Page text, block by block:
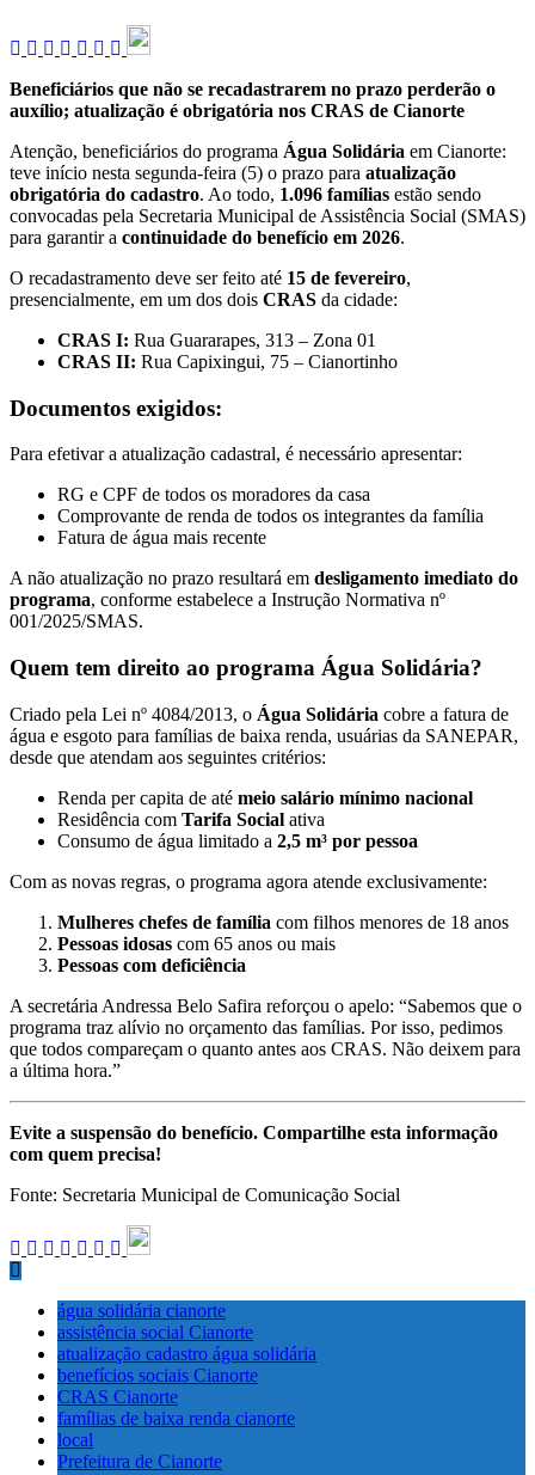
Beneficiários que não se recadastrarem no prazo perderão o
auxílio; atualização é obrigatória nos CRAS de Cianorte
Atenção, beneficiários do programa Água Solidária em Cianorte:
teve início nesta segunda-feira (5) o prazo para atualização
obrigatória do cadastro. Ao todo, 1.096 famílias estão sendo
convocadas pela Secretaria Municipal de Assistência Social (SMAS)
para garantir a continuidade do benefício em 2026.
O recadastramento deve ser feito até 15 de fevereiro,
presencialmente, em um dos dois CRAS da cidade:
CRAS I: Rua Guararapes, 313 – Zona 01
CRAS II: Rua Capixingui, 75 – Cianortinho
Documentos exigidos:
Para efetivar a atualização cadastral, é necessário apresentar:
RG e CPF de todos os moradores da casa
Comprovante de renda de todos os integrantes da família
Fatura de água mais recente
A não atualização no prazo resultará em desligamento imediato do
programa, conforme estabelece a Instrução Normativa nº
001/2025/SMAS.
Quem tem direito ao programa Água Solidária?
Criado pela Lei nº 4084/2013, o Água Solidária cobre a fatura de
água e esgoto para famílias de baixa renda, usuárias da SANEPAR,
desde que atendam aos seguintes critérios:
Renda per capita de até meio salário mínimo nacional
Residência com Tarifa Social ativa
Consumo de água limitado a 2,5 m³ por pessoa
Com as novas regras, o programa agora atende exclusivamente:
Mulheres chefes de família com filhos menores de 18 anos
Pessoas idosas com 65 anos ou mais
Pessoas com deficiência
A secretária Andressa Belo Safira reforçou o apelo: “Sabemos que o
programa traz alívio no orçamento das famílias. Por isso, pedimos
que todos compareçam o quanto antes aos CRAS. Não deixem para
a última hora.”
Evite a suspensão do benefício. Compartilhe esta informação
com quem precisa!
Fonte: Secretaria Municipal de Comunicação Social
água solidária cianorte
assistência social Cianorte
atualização cadastro água solidária
benefícios sociais Cianorte
CRAS Cianorte
famílias de baixa renda cianorte
local
Prefeitura de Cianorte